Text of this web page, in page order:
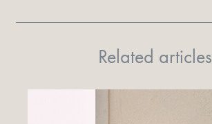
Related articles